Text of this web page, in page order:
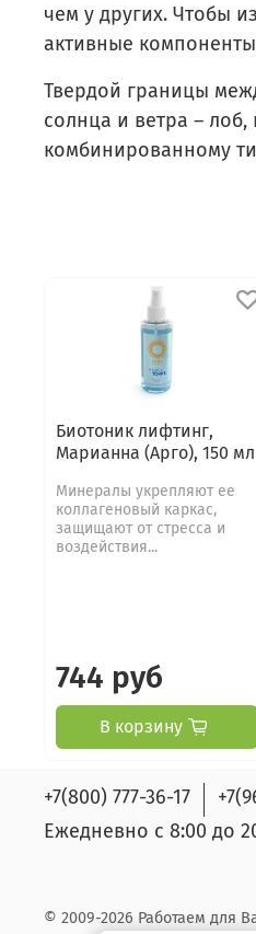
чем у других. Чтобы
активные
Твердой границы
солнца и ветра –
комбинированному
Биотоник лифтинг,
Марианна (Арго), 150 мл
Минералы укрепляют ее
коллагеновый каркас,
защищают от стресса и
воздействия...
744 руб
В корзину
+7(800) 777-36-17
Ежедневно с 8:00 до
© 2009-2026 Работаем для